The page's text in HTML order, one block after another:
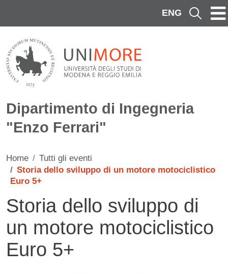
ENG Cerca
Dipartimento di Ingegneria
"Enzo Ferrari"
Home
Tutti gli eventi
Storia dello sviluppo di un motore motociclistico
Euro 5+
Storia dello sviluppo di
un motore motociclistico
Euro 5+